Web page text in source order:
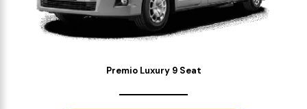
Premio Luxury 9 Seat